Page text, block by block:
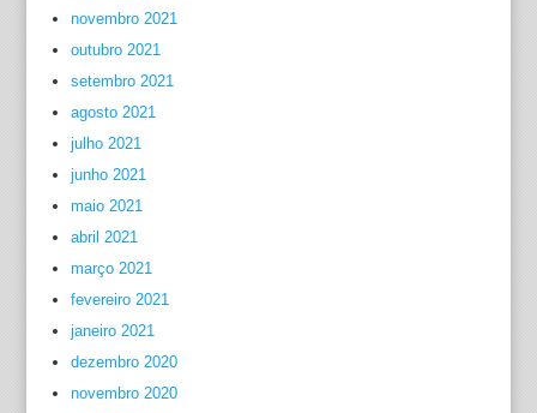
novembro 2021
outubro 2021
setembro 2021
agosto 2021
julho 2021
junho 2021
maio 2021
abril 2021
março 2021
fevereiro 2021
janeiro 2021
dezembro 2020
novembro 2020